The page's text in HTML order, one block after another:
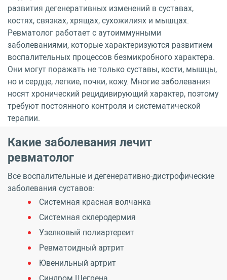
развития дегенеративных изменений в суставах,
костях, связках, хрящах, сухожилиях и мышцах.
Ревматолог работает с аутоиммунными
заболеваниями, которые характеризуются развитием
воспалительных процессов безмикробного характера.
Они могут поражать не только суставы, кости, мышцы,
но и сердце, легкие, почки, кожу. Многие заболевания
носят хронический рецидивирующий характер, поэтому
требуют постоянного контроля и систематической
терапии.
Какие заболевания лечит
ревматолог
Все воспалительные и дегенеративно-дистрофические
заболевания суставов:
Системная красная волчанка
Системная склеродермия
Узелковый полиартереит
Ревматоидный артрит
Ювенильный артрит